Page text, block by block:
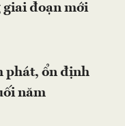
đoạn mới
phát, ổn định
năm